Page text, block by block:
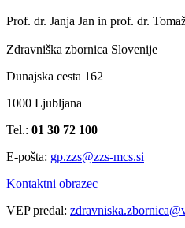
Prof. dr. Janja Jan in prof. dr.
Zdravniška zbornica Slovenije
Dunajska cesta 162
1000 Ljubljana
Tel.: 01 30 72 100
E-pošta: gp.zzs@zzs-mcs.si
Kontaktni obrazec
VEP predal: